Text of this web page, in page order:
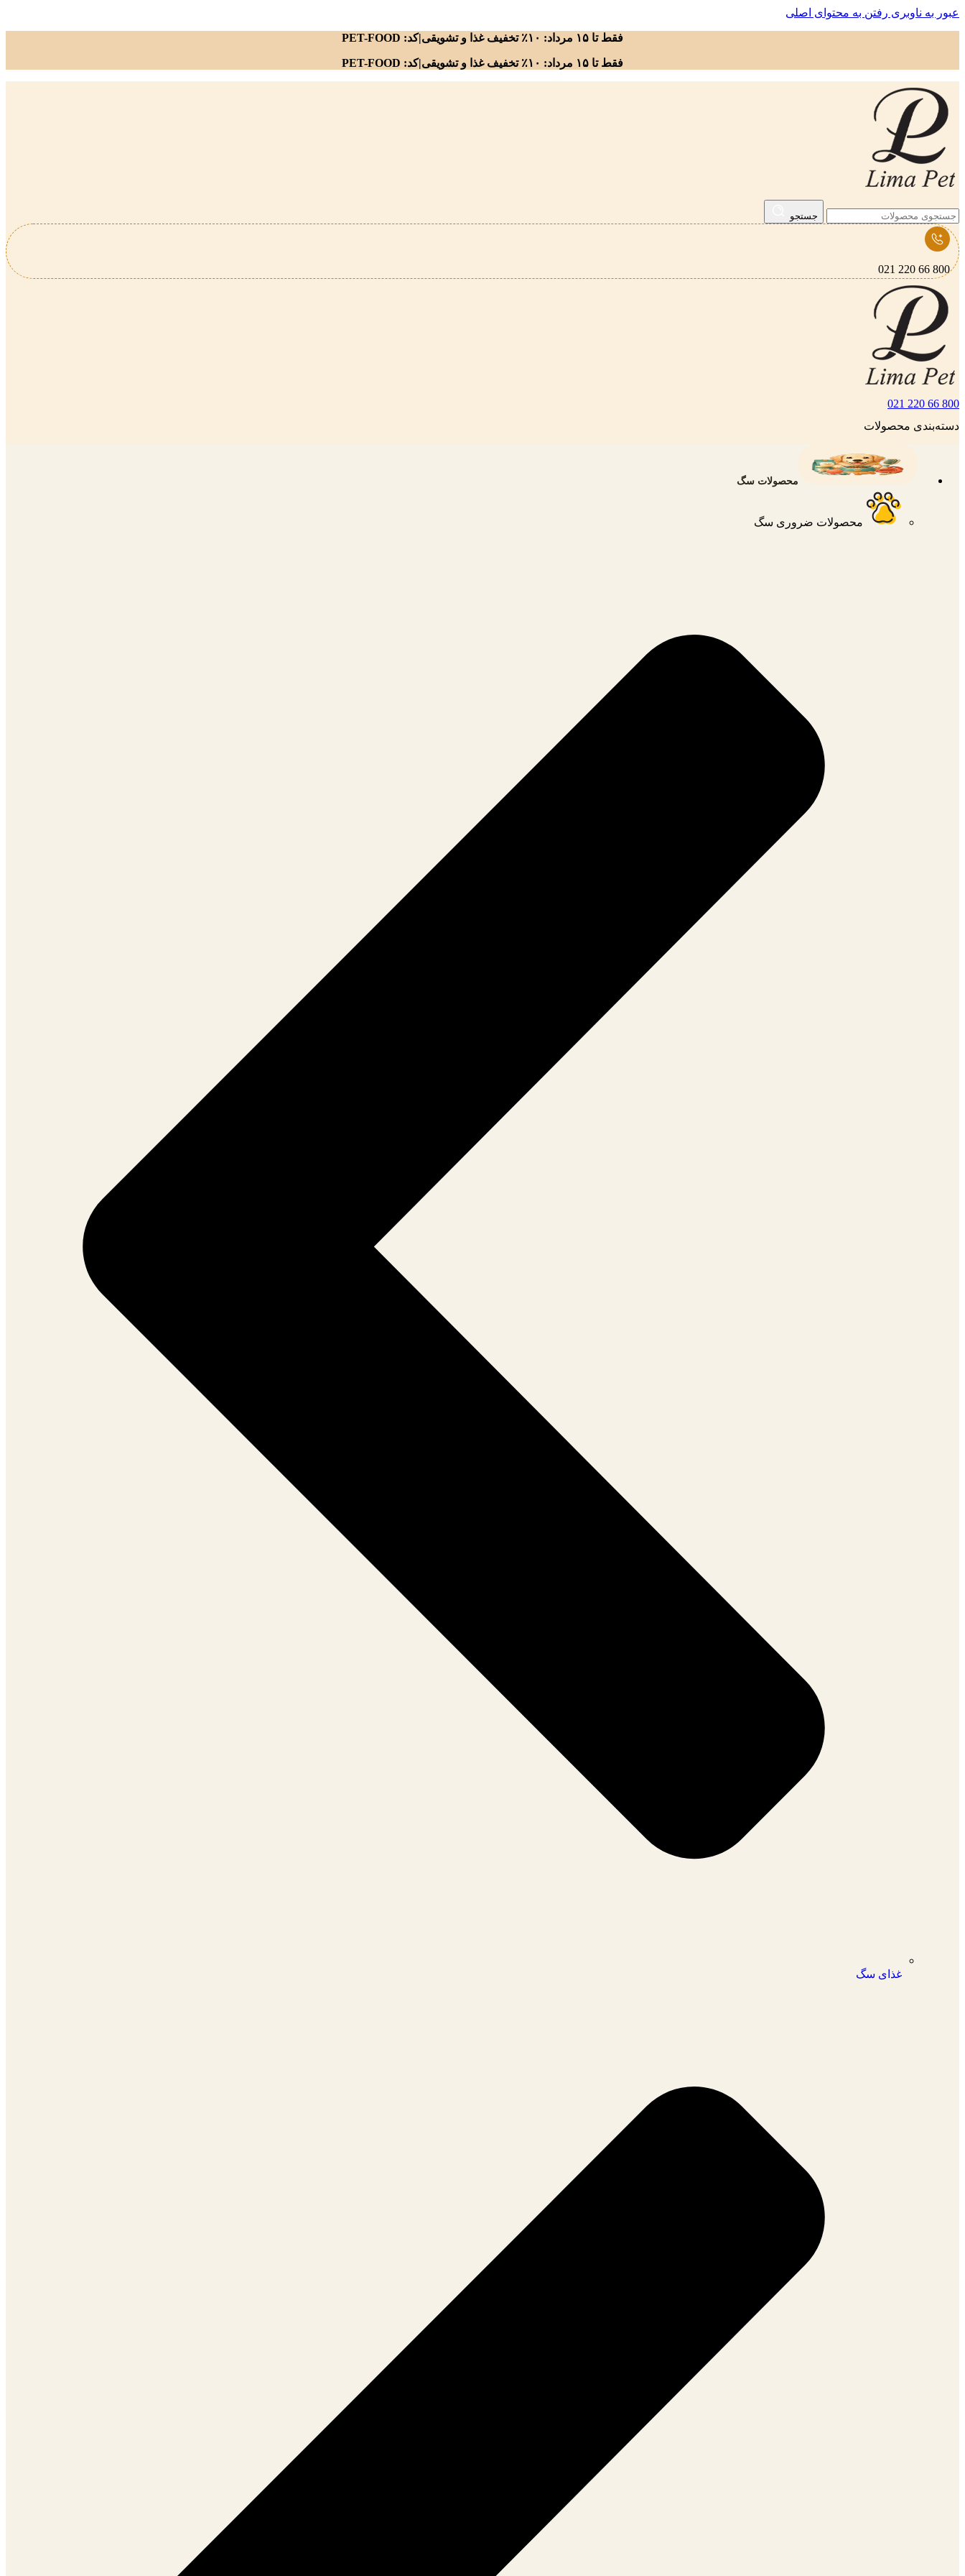
عبور به ناوبری رفتن به محتوای اصلی
فقط تا ۱۵ مرداد: ۱۰٪ تخفیف غذا و تشویقی|کد: PET-FOOD
فقط تا ۱۵ مرداد: ۱۰٪ تخفیف غذا و تشویقی|کد: PET-FOOD
جستجو
800 66 220 021
800 66 220 021
دسته‌بندی محصولات
محصولات سگ
محصولات ضروری سگ
غذای سگ